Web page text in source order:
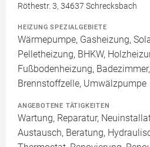
Röthestr. 3, 34637 Schrecksbach
HEIZUNG SPEZIALGEBIETE
Wärmepumpe, Gasheizung,
Pelletheizung, BHKW,
Fußbodenheizung,
Brennstoffzelle, Umwälzpumpe
ANGEBOTENE TÄTIGKEITEN
Wartung, Reparatur,
Austausch, Beratung,